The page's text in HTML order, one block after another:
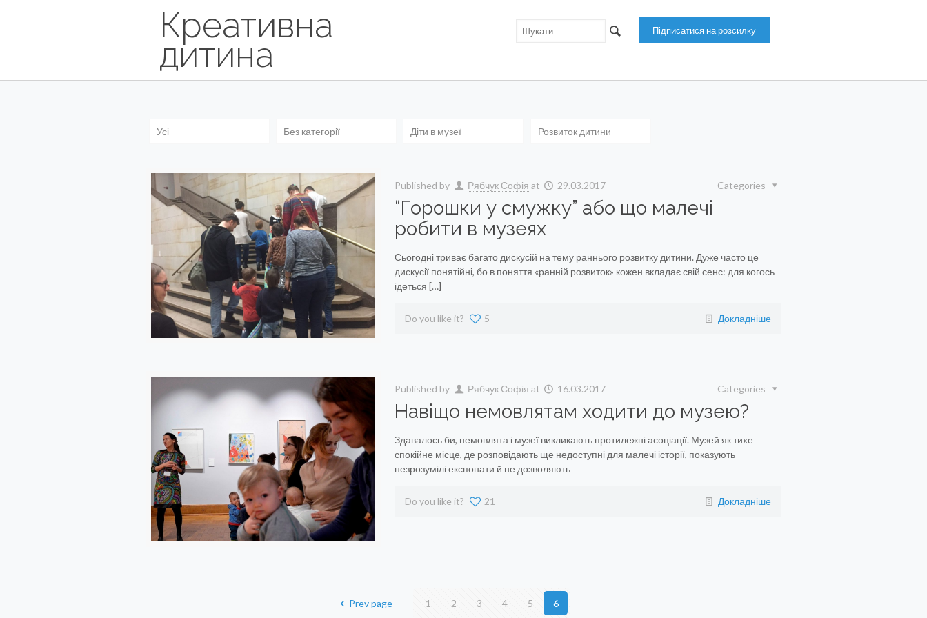
Креативна
дитина
Усі Без категорії Діти в музеї Розвиток дитини
Published by Рябчук Софія at 29.03.2017 Categories
“Горошки у смужку” або що малечі
робити в музеях
Сьогодні триває багато дискусій на тему раннього розвитку дитини. Дуже часто це
дискусії понятійні, бо в поняття «ранній розвиток» кожен вкладає свій сенс: для когось
ідеться […]
Do you like it? 5 Докладніше
Published by Рябчук Софія at 16.03.2017 Categories
Навіщо немовлятам ходити до музею?
Здавалось би, немовлята і музеї викликають протилежні асоціації. Музей як тихе
спокійне місце, де розповідають ще недоступні для малечі історії, показують
незрозумілі експонати й не дозволяють
Do you like it? 21 Докладніше
Prev page 1 2 3 4 5 6